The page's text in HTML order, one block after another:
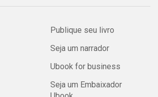
Publique seu livro
Seja um narrador
Ubook for business
Seja um Embaixador